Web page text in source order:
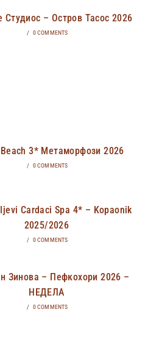
Студиос – Остров Тасос 2026
/ 0 COMMENTS
3* Метаморфози 2026
/ 0 COMMENTS
Cardaci Spa 4* – Kopaonik
2025/2026
/ 0 COMMENTS
Зинова – Пефкохори 2026 –
НЕДЕЛА
/ 0 COMMENTS